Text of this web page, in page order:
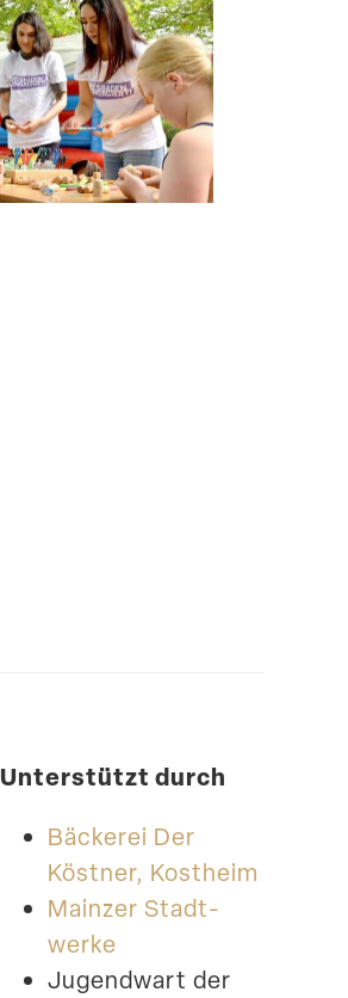
Unter­stützt durch
Bäckerei Der
Köstner, Kostheim
Mainzer Stadt­
werke
Jugendwart der